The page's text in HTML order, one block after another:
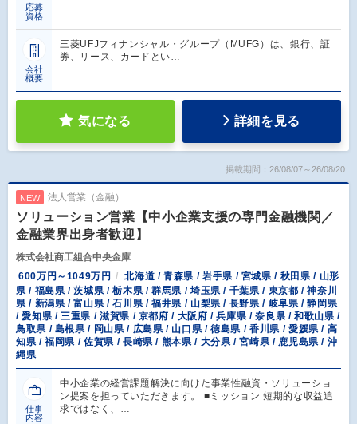
応募
資格
会社
概要
三菱UFJフィナンシャル・グループ（MUFG）は、銀行、証
券、リース、カードとい…
気になる 詳細を見る
掲載期間：26/08/07～26/08/20
NEW 法人営業（金融）
ソリューション営業【中小企業支援の専門金融機関／
金融業界出身者歓迎】
株式会社商工組合中央金庫
600万円～1049万円
北海道 / 青森県 / 岩手県 / 宮城県 / 秋田県 / 山形
県 / 福島県 / 茨城県 / 栃木県 / 群馬県 / 埼玉県 / 千葉県 / 東京都 / 神奈川
県 / 新潟県 / 富山県 / 石川県 / 福井県 / 山梨県 / 長野県 / 岐阜県 / 静岡県
/ 愛知県 / 三重県 / 滋賀県 / 京都府 / 大阪府 / 兵庫県 / 奈良県 / 和歌山県 /
鳥取県 / 島根県 / 岡山県 / 広島県 / 山口県 / 徳島県 / 香川県 / 愛媛県 / 高
知県 / 福岡県 / 佐賀県 / 長崎県 / 熊本県 / 大分県 / 宮崎県 / 鹿児島県 / 沖
縄県
仕事
内容
中小企業の経営課題解決に向けた事業性融資・ソリューショ
ン提案を担っていただきます。 ■ミッション 短期的な収益追
求ではなく、…